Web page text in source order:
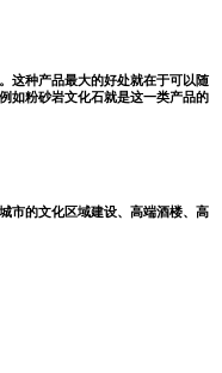
这种产品最大的好处就在于可以随
如粉砂岩文化石就是这一类产品的
市的文化区域建设、高端酒楼、高